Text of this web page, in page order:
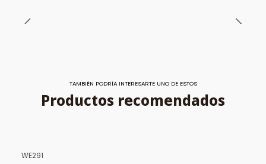
TAMBIÉN PODRÍA INTERESARTE UNO DE ESTOS
Productos recomendados
WE291